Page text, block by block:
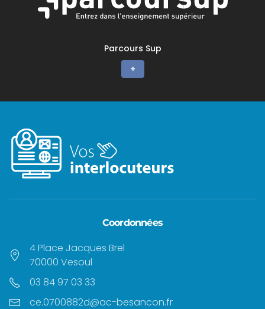
Parcours Sup
+
Coordonnées
4 Place Jacques Brel
70000 Vesoul
03 84 97 03 33
ce.0700882d@ac-besancon.fr